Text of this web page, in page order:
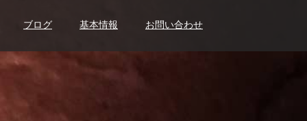
ブログ 基本情報 お問い合わせ